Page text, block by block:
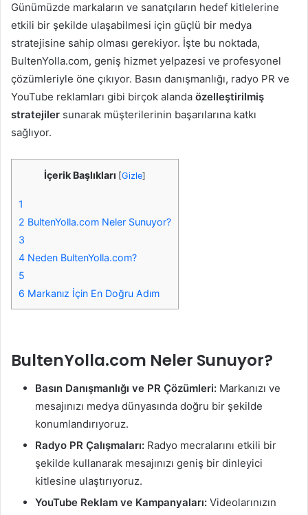
Günümüzde markaların ve sanatçıların hedef kitlelerine
etkili bir şekilde ulaşabilmesi için güçlü bir medya
stratejisine sahip olması gerekiyor. İşte bu noktada,
BultenYolla.com, geniş hizmet yelpazesi ve profesyonel
çözümleriyle öne çıkıyor. Basın danışmanlığı, radyo PR ve
YouTube reklamları gibi birçok alanda özelleştirilmiş
stratejiler sunarak müşterilerinin başarılarına katkı
sağlıyor.
İçerik Başlıkları [Gizle]
1
2 BultenYolla.com Neler Sunuyor?
3
4 Neden BultenYolla.com?
5
6 Markanız İçin En Doğru Adım
BultenYolla.com Neler Sunuyor?
Basın Danışmanlığı ve PR Çözümleri: Markanızı ve
mesajınızı medya dünyasında doğru bir şekilde
konumlandırıyoruz.
Radyo PR Çalışmaları: Radyo mecralarını etkili bir
şekilde kullanarak mesajınızı geniş bir dinleyici
kitlesine ulaştırıyoruz.
YouTube Reklam ve Kampanyaları: Videolarınızın